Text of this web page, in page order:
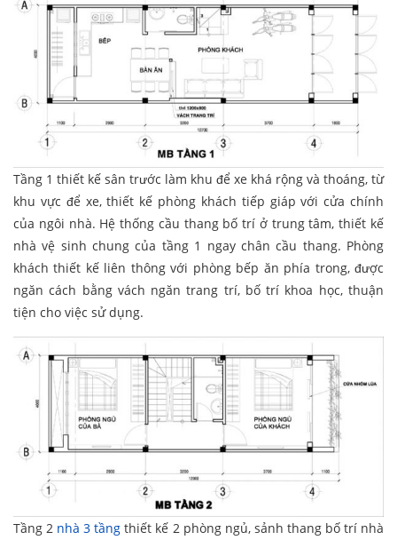
Tầng 1 thiết kế sân trước làm khu để xe khá rộng và thoáng, từ
khu vực để xe, thiết kế phòng khách tiếp giáp với cửa chính
của ngôi nhà. Hệ thống cầu thang bố trí ở trung tâm, thiết kế
nhà vệ sinh chung của tầng 1 ngay chân cầu thang. Phòng
khách thiết kế liên thông với phòng bếp ăn phía trong, được
ngăn cách bằng vách ngăn trang trí, bố trí khoa học, thuận
tiện cho việc sử dụng.
Tầng 2 nhà 3 tầng thiết kế 2 phòng ngủ, sảnh thang bố trí nhà